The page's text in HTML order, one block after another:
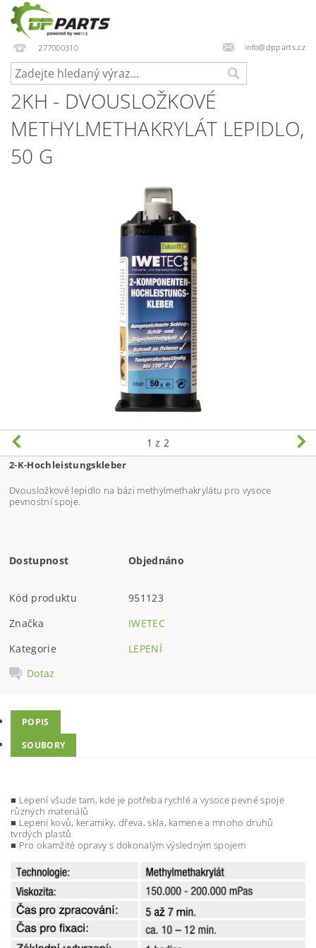
277000310 info@dpparts.cz
2KH - DVOUSLOŽKOVÉ
METHYLMETHAKRYLÁT LEPIDLO,
50 G
1 z 2
2-K-Hochleistungskleber
Dvousložkové lepidlo na bázi methylmethakrylátu pro vysoce
pevnostní spoje.
Dostupnost Objednáno
Kód produktu
951123
Značka
IWETEC
Kategorie
LEPENÍ
Dotaz
POPIS
SOUBORY
■ Lepení všude tam, kde je potřeba rychlé a vysoce pevné spoje
různých materiálů
■ Lepení kovů, keramiky, dřeva, skla, kamene a mnoho druhů
tvrdých plastů
■ Pro okamžité opravy s dokonalým výsledným spojem